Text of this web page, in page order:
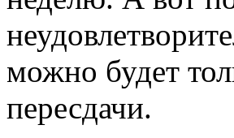
можно будет
пересдачи.